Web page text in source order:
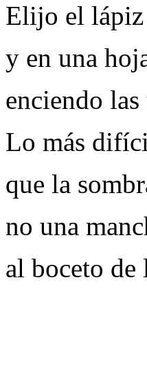
Elijo el lápiz
y en una
enciendo
Lo más
que la
no una
al boceto